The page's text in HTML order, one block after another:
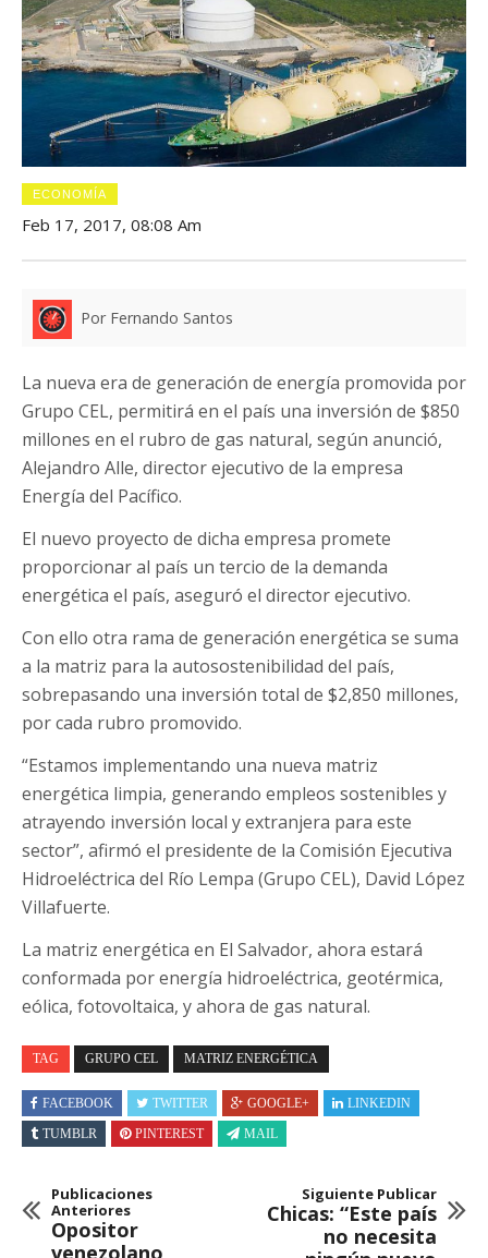
ECONOMÍA
Feb 17, 2017, 08:08 Am
Por Fernando Santos
La nueva era de generación de energía promovida por
Grupo CEL, permitirá en el país una inversión de $850
millones en el rubro de gas natural, según anunció,
Alejandro Alle, director ejecutivo de la empresa
Energía del Pacífico.
El nuevo proyecto de dicha empresa promete
proporcionar al país un tercio de la demanda
energética el país, aseguró el director ejecutivo.
Con ello otra rama de generación energética se suma
a la matriz para la autosostenibilidad del país,
sobrepasando una inversión total de $2,850 millones,
por cada rubro promovido.
“Estamos implementando una nueva matriz
energética limpia, generando empleos sostenibles y
atrayendo inversión local y extranjera para este
sector”, afirmó el presidente de la Comisión Ejecutiva
Hidroeléctrica del Río Lempa (Grupo CEL), David López
Villafuerte.
La matriz energética en El Salvador, ahora estará
conformada por energía hidroeléctrica, geotérmica,
eólica, fotovoltaica, y ahora de gas natural.
TAG GRUPO CEL MATRIZ ENERGÉTICA
FACEBOOK TWITTER GOOGLE+
LINKEDIN
TUMBLR
PINTEREST MAIL
Publicaciones
Anteriores
Opositor
venezolano
Siguiente Publicar
Chicas: “Este país
no necesita